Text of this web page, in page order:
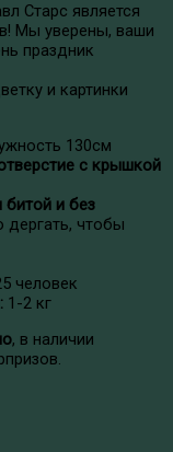
Старс является
Мы уверены, ваши
праздник
и картинки
130см
с крышкой
битой и без
дергать, чтобы
человек
1-2 кг
, в наличии